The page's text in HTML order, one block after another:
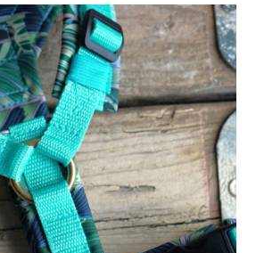
mehrere
Varianten
auf.
Die
Optionen
können
auf
der
Produktseite
gewählt
werden